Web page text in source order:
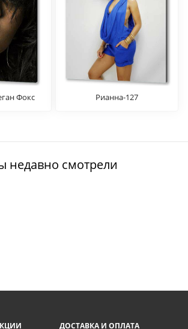
Фокс Рианна-127
недавно смотрели
ДОСТАВКА И ОПЛАТА